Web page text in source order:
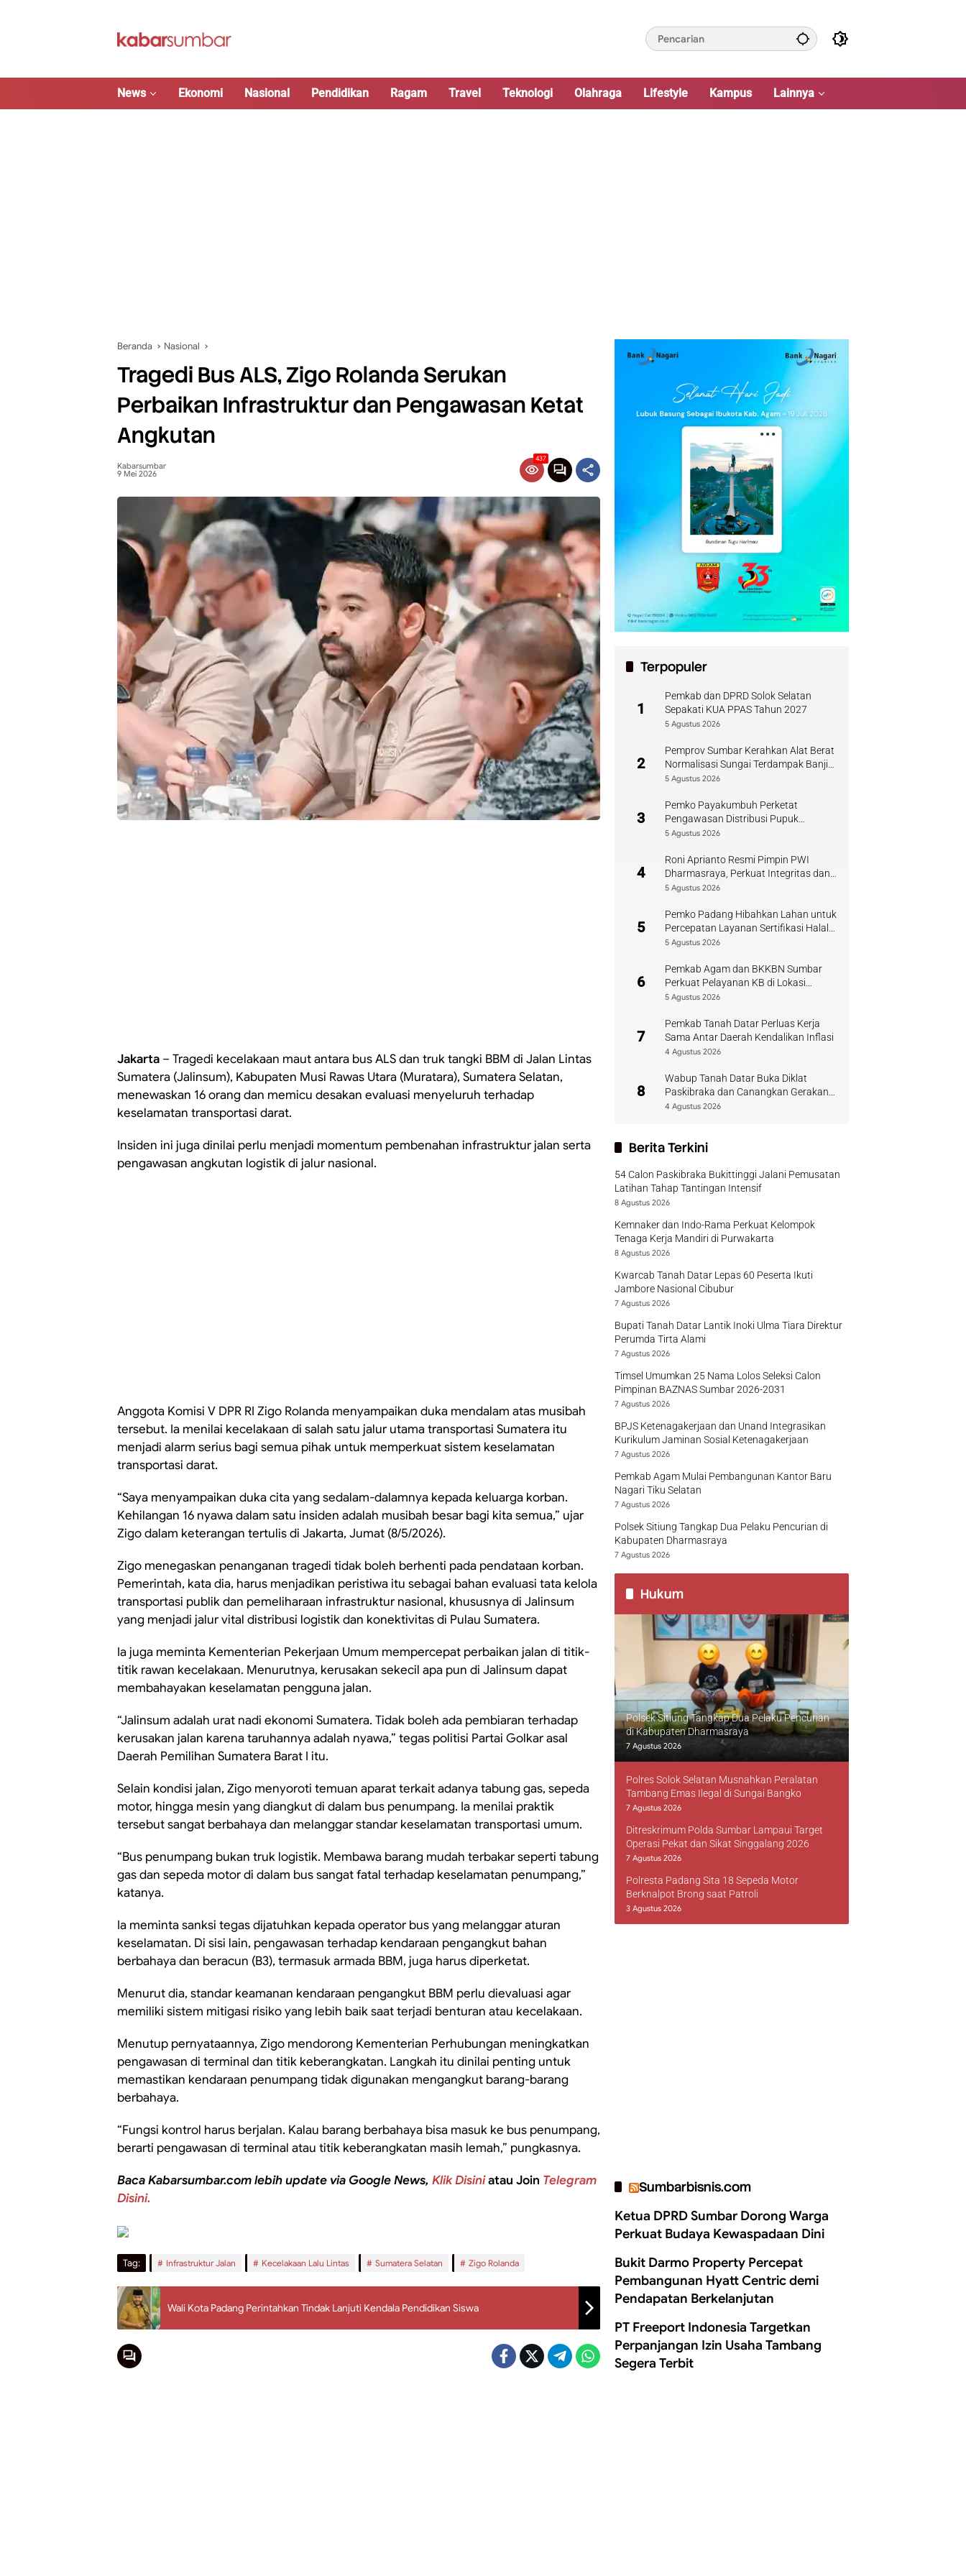
News Ekonomi Nasional Pendidikan Ragam Travel Teknologi Olahraga Lifestyle Kampus Lainnya
Beranda Nasional
Tragedi Bus ALS, Zigo Rolanda Serukan
Perbaikan Infrastruktur dan Pengawasan Ketat
Angkutan
Kabarsumbar
9 Mei 2026
437
Jakarta – Tragedi kecelakaan maut antara bus ALS dan truk tangki BBM di Jalan Lintas
Sumatera (Jalinsum), Kabupaten Musi Rawas Utara (Muratara), Sumatera Selatan,
menewaskan 16 orang dan memicu desakan evaluasi menyeluruh terhadap
keselamatan transportasi darat.
Insiden ini juga dinilai perlu menjadi momentum pembenahan infrastruktur jalan serta
pengawasan angkutan logistik di jalur nasional.
Anggota Komisi V DPR RI Zigo Rolanda menyampaikan duka mendalam atas musibah
tersebut. Ia menilai kecelakaan di salah satu jalur utama transportasi Sumatera itu
menjadi alarm serius bagi semua pihak untuk memperkuat sistem keselamatan
transportasi darat.
“Saya menyampaikan duka cita yang sedalam-dalamnya kepada keluarga korban.
Kehilangan 16 nyawa dalam satu insiden adalah musibah besar bagi kita semua,” ujar
Zigo dalam keterangan tertulis di Jakarta, Jumat (8/5/2026).
Zigo menegaskan penanganan tragedi tidak boleh berhenti pada pendataan korban.
Pemerintah, kata dia, harus menjadikan peristiwa itu sebagai bahan evaluasi tata kelola
transportasi publik dan pemeliharaan infrastruktur nasional, khususnya di Jalinsum
yang menjadi jalur vital distribusi logistik dan konektivitas di Pulau Sumatera.
Ia juga meminta Kementerian Pekerjaan Umum mempercepat perbaikan jalan di titik-
titik rawan kecelakaan. Menurutnya, kerusakan sekecil apa pun di Jalinsum dapat
membahayakan keselamatan pengguna jalan.
“Jalinsum adalah urat nadi ekonomi Sumatera. Tidak boleh ada pembiaran terhadap
kerusakan jalan karena taruhannya adalah nyawa,” tegas politisi Partai Golkar asal
Daerah Pemilihan Sumatera Barat I itu.
Selain kondisi jalan, Zigo menyoroti temuan aparat terkait adanya tabung gas, sepeda
motor, hingga mesin yang diangkut di dalam bus penumpang. Ia menilai praktik
tersebut sangat berbahaya dan melanggar standar keselamatan transportasi umum.
“Bus penumpang bukan truk logistik. Membawa barang mudah terbakar seperti tabung
gas dan sepeda motor di dalam bus sangat fatal terhadap keselamatan penumpang,”
katanya.
Ia meminta sanksi tegas dijatuhkan kepada operator bus yang melanggar aturan
keselamatan. Di sisi lain, pengawasan terhadap kendaraan pengangkut bahan
berbahaya dan beracun (B3), termasuk armada BBM, juga harus diperketat.
Menurut dia, standar keamanan kendaraan pengangkut BBM perlu dievaluasi agar
memiliki sistem mitigasi risiko yang lebih baik saat terjadi benturan atau kecelakaan.
Menutup pernyataannya, Zigo mendorong Kementerian Perhubungan meningkatkan
pengawasan di terminal dan titik keberangkatan. Langkah itu dinilai penting untuk
memastikan kendaraan penumpang tidak digunakan mengangkut barang-barang
berbahaya.
“Fungsi kontrol harus berjalan. Kalau barang berbahaya bisa masuk ke bus penumpang,
berarti pengawasan di terminal atau titik keberangkatan masih lemah,” pungkasnya.
Baca Kabarsumbar.com lebih update via Google News, Klik Disiniatau Join Telegram
Disini.
Tag: Infrastruktur Jalan Kecelakaan Lalu Lintas Sumatera Selatan Zigo Rolanda
Wali Kota Padang Perintahkan Tindak Lanjuti Kendala Pendidikan Siswa
Terpopuler
1
Pemkab dan DPRD Solok Selatan
Sepakati KUA PPAS Tahun 2027
5 Agustus 2026
2
Pemprov Sumbar Kerahkan Alat Berat
Normalisasi Sungai Terdampak Banjir
Kuranji
5 Agustus 2026
3
Pemko Payakumbuh Perketat
Pengawasan Distribusi Pupuk
Bersubsidi bagi Petani Lokal
5 Agustus 2026
4
Roni Aprianto Resmi Pimpin PWI
Dharmasraya, Perkuat Integritas dan
Kompetensi Jurnalis
5 Agustus 2026
5
Pemko Padang Hibahkan Lahan untuk
Percepatan Layanan Sertifikasi Halal
di Sumbar
5 Agustus 2026
6
Pemkab Agam dan BKKBN Sumbar
Perkuat Pelayanan KB di Lokasi
Bencana
5 Agustus 2026
7
Pemkab Tanah Datar Perluas Kerja
Sama Antar Daerah Kendalikan Inflasi
4 Agustus 2026
8
Wabup Tanah Datar Buka Diklat
Paskibraka dan Canangkan Gerakan
Bendera
4 Agustus 2026
Berita Terkini
54 Calon Paskibraka Bukittinggi Jalani Pemusatan
Latihan Tahap Tantingan Intensif
8 Agustus 2026
Kemnaker dan Indo-Rama Perkuat Kelompok
Tenaga Kerja Mandiri di Purwakarta
8 Agustus 2026
Kwarcab Tanah Datar Lepas 60 Peserta Ikuti
Jambore Nasional Cibubur
7 Agustus 2026
Bupati Tanah Datar Lantik Inoki Ulma Tiara Direktur
Perumda Tirta Alami
7 Agustus 2026
Timsel Umumkan 25 Nama Lolos Seleksi Calon
Pimpinan BAZNAS Sumbar 2026-2031
7 Agustus 2026
BPJS Ketenagakerjaan dan Unand Integrasikan
Kurikulum Jaminan Sosial Ketenagakerjaan
7 Agustus 2026
Pemkab Agam Mulai Pembangunan Kantor Baru
Nagari Tiku Selatan
7 Agustus 2026
Polsek Sitiung Tangkap Dua Pelaku Pencurian di
Kabupaten Dharmasraya
7 Agustus 2026
Hukum
Polsek Sitiung Tangkap Dua Pelaku Pencurian
di Kabupaten Dharmasraya
7 Agustus 2026
Polres Solok Selatan Musnahkan Peralatan
Tambang Emas Ilegal di Sungai Bangko
7 Agustus 2026
Ditreskrimum Polda Sumbar Lampaui Target
Operasi Pekat dan Sikat Singgalang 2026
7 Agustus 2026
Polresta Padang Sita 18 Sepeda Motor
Berknalpot Brong saat Patroli
3 Agustus 2026
Sumbarbisnis.com
Ketua DPRD Sumbar Dorong Warga
Perkuat Budaya Kewaspadaan Dini
Bukit Darmo Property Percepat
Pembangunan Hyatt Centric demi
Pendapatan Berkelanjutan
PT Freeport Indonesia Targetkan
Perpanjangan Izin Usaha Tambang
Segera Terbit